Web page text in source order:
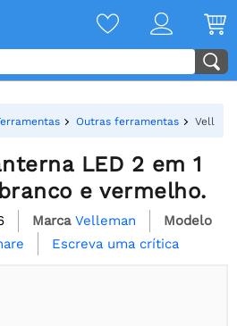
Outras ferramentas
LED 2 em 1
e vermelho.
Marca Velleman
Modelo
Escreva uma crítica